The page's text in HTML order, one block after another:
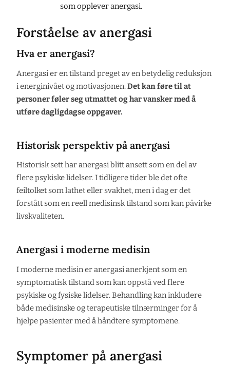
som opplever anergasi.
Forståelse av anergasi
Hva er anergasi?
Anergasi er en tilstand preget av en betydelig reduksjon
i energinivået og motivasjonen.Det kan føre til at
personer føler seg utmattet og har vansker med å
utføre dagligdagse oppgaver.
Historisk perspektiv på anergasi
Historisk sett har anergasi blitt ansett som en del av
flere psykiske lidelser. I tidligere tider ble det ofte
feiltolket som lathet eller svakhet, men i dag er det
forstått som en reell medisinsk tilstand som kan påvirke
livskvaliteten.
Anergasi i moderne medisin
I moderne medisin er anergasi anerkjent som en
symptomatisk tilstand som kan oppstå ved flere
psykiske og fysiske lidelser. Behandling kan inkludere
både medisinske og terapeutiske tilnærminger for å
hjelpe pasienter med å håndtere symptomene.
Symptomer på anergasi